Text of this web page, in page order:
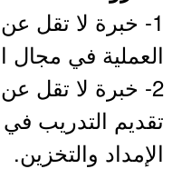
العملية في
2- خبرة لا تقل
تقديم التدريب
الإمداد والتخزين.